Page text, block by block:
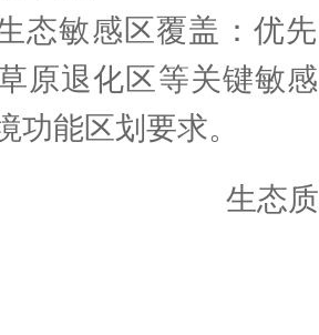
敏感区覆盖：优先
原退化区等关键敏
功能区划要求。